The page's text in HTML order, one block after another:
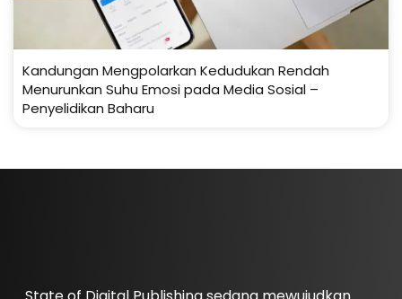
Kandungan Mengpolarkan Kedudukan Rendah
Menurunkan Suhu Emosi pada Media Sosial –
Penyelidikan Baharu